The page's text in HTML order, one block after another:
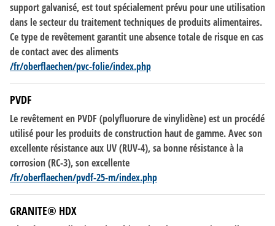
support galvanisé, est tout spécialement prévu pour une utilisation
dans le secteur du traitement techniquesde produits alimentaires.
Ce typede revêtement garantit une absence totalede risque en cas
decontact avecdesaliments
/fr/oberflaechen/pvc-folie/index.php
PVDF
Le revêtement en PVDF (polyfluoruredevinylidène) est un procédé
utilisé pour les produitsdeconstruction hautdegamme. Avec son
excellente résistance aux UV (RUV-4), sa bonne résistance à la
corrosion (RC-3), son excellente
/fr/oberflaechen/pvdf-25-m/index.php
GRANITE® HDX